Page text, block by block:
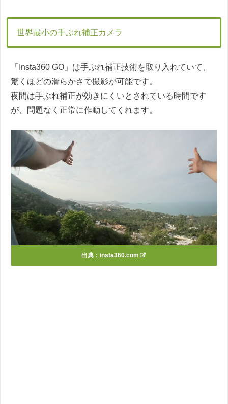
世界最小の手ぶれ補正カメラ
「Insta360 GO」は手ぶれ補正技術を取り入れていて、
驚くほどの滑らかさで撮影が可能です。
夜間は手ぶれ補正が効きにくいとされている時間です
が、問題なく正常に作動してくれます。
出典： insta360.com